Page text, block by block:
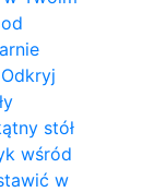
stół
wśród
w